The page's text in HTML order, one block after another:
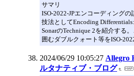
サマリ
ISO-2022-JPエンコーディング
技法としてEncoding
SonarのTechnique 2を紹介する
囲むダブルクォート等をISO-
2024/06/29 10:05:27 Allegro
ルタナティブ・ブログ